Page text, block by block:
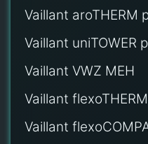
Vaillant aroTHERM
Vaillant uniTOWER
Vaillant VWZ MEH
Vaillant
Vaillant